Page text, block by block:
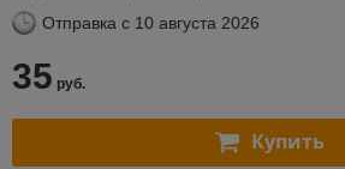
Отправка с 10 августа 2026
35 руб.
Купить